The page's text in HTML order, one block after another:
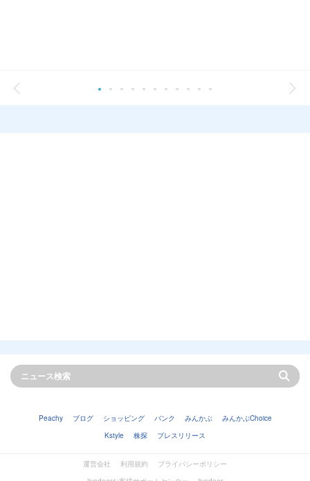
Peachy ブログ ショッピング バンク みんかぶ
みんかぶChoice
Kstyle
株探 プレスリリース
運営会社 利用規約
プライバシーポリシー